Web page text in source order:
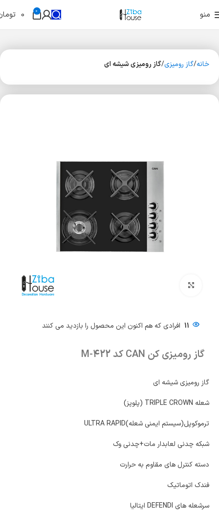
منو 0
0
خانه گاز رومیزی گاز رومیزی شیشه ای
11 افرادی که هم اکنون این محصول را بازدید می کنند
گاز رومیزی کن CAN کد M-422
گاز رومیزی شیشه ای
شعله TRIPLE CROWN (پلوپز)
ترموکوپل(سیستم ایمنی شعله)ULTRA RAPID
شبکه چدنی لعابدار مات+چدنی وک
دسته کنترل های مقاوم به حرارت
فندک اتوماتیک
سرشعله های DEFENDI ایتالیا